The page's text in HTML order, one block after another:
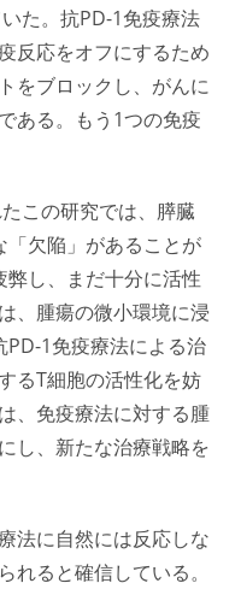
た。抗PD-1免疫療法
反応をオフにするため
をブロックし、がんに
ある。もう1つの免疫
この研究では、膵臓
欠陥」があることが
し、まだ十分に活性
、腫瘍の微小環境に浸
PD-1免疫療法による治
るT細胞の活性化を妨
、免疫療法に対する腫
し、新たな治療戦略を
法に自然には反応しな
れると確信している。